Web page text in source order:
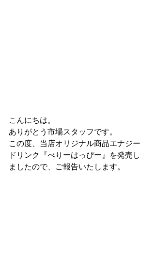
こんにちは。
ありがとう市場スタッフです。
この度、当店オリジナル商品エナジー
ドリンク『べりーはっぴー』を発売し
ましたので、ご報告いたします。